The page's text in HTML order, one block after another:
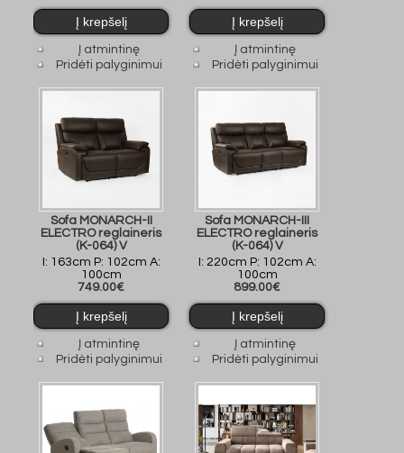
Į atmintinę
Pridėti palyginimui
Į atmintinę
Pridėti palyginimui
Sofa MONARCH-II
ELECTRO reglaineris
(K-064) V
I: 163cm P: 102cm A:
100cm
749.00€
Į atmintinę
Pridėti palyginimui
Sofa MONARCH-III
ELECTRO reglaineris
(K-064) V
I: 220cm P: 102cm A:
100cm
899.00€
Į atmintinę
Pridėti palyginimui